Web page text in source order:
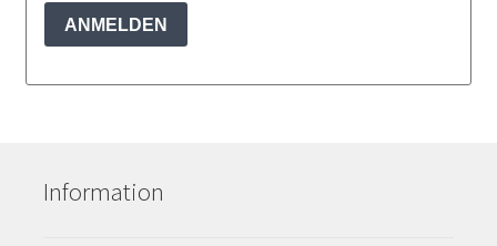
ANMELDEN
Information